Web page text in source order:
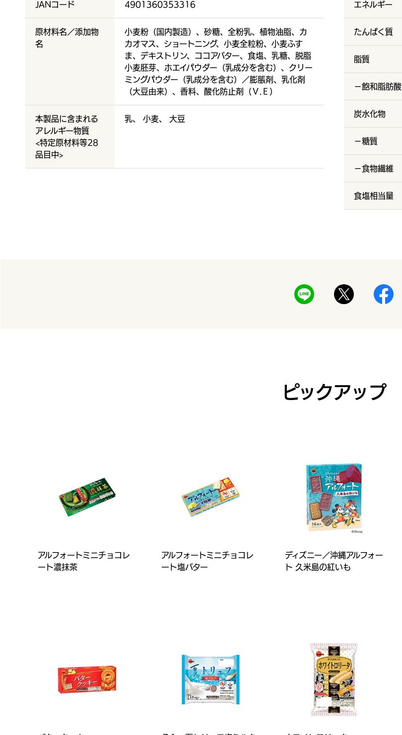
JANコード 4901360353316
原材料名／添加物
名
小麦粉（国内製造）、砂糖、全粉乳、植物油脂、カ
カオマス、ショートニング、小麦全粒粉、小麦ふす
ま、デキストリン、ココアバター、食塩、乳糖、脱脂
小麦胚芽、ホエイパウダー（乳成分を含む）、クリー
ミングパウダー（乳成分を含む）／膨脹剤、乳化剤
（大豆由来）、香料、酸化防止剤（Ｖ.Ｅ）
本製品に含まれる
アレルギー物質
<特定原材料等28
品目中>
乳、 小麦、 大豆
エネルギー
たんぱく質
脂質
－飽和脂肪酸
炭水化物
－糖質
－食物繊維
食塩相当量
ピックアップ
アルフォートミニチョコレ
ート濃抹茶
アルフォートミニチョコレ
ート塩バター
ディズニー／沖縄アルフォー
ト 久米島の紅いも